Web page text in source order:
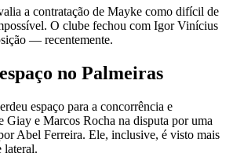
a contratação de Mayke como difícil de
O clube fechou com Igor Vinícius
— recentemente.
no Palmeiras
espaço para a concorrência e
Giay e Marcos Rocha na disputa por uma
Abel Ferreira. Ele, inclusive, é visto mais
lateral.